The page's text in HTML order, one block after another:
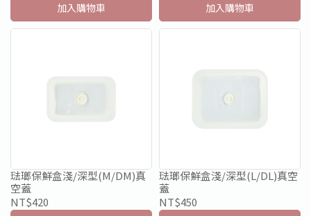
加入購物車 加入購物車
琺瑯保鮮盒淺/深型(M/DM)真
空蓋
NT$420
琺瑯保鮮盒淺/深型(L/DL)真空
蓋
NT$450